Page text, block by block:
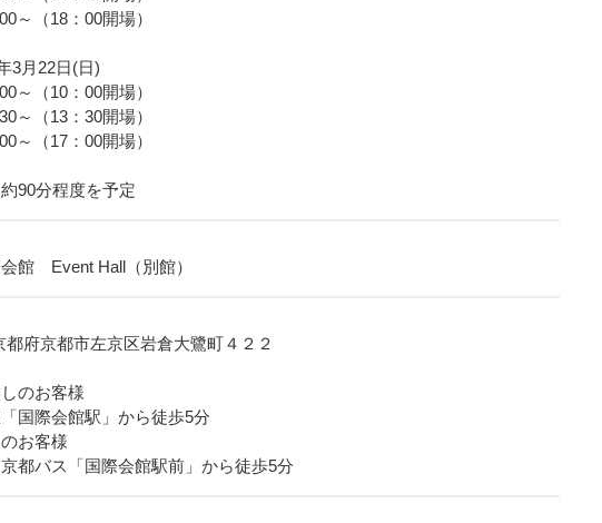
～（18：00開場）
3月22日(日)
～（10：00開場）
～（13：30開場）
～（17：00開場）
90分程度を予定
館 Event Hall（別館）
都府京都市左京区岩倉大鷺町４２２
のお客様
国際会館駅」から徒歩5分
お客様
都バス「国際会館駅前」から徒歩5分